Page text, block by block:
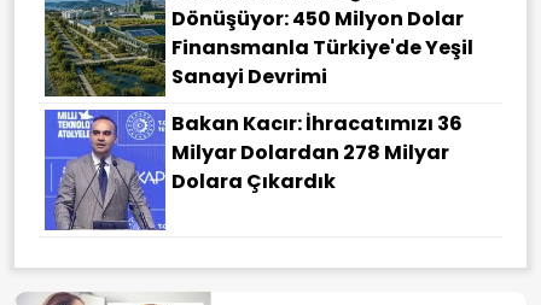
Dönüşüyor: 450 Milyon Dolar
Finansmanla Türkiye'de Yeşil
Sanayi Devrimi
Bakan Kacır: İhracatımızı 36
Milyar Dolardan 278 Milyar
Dolara Çıkardık